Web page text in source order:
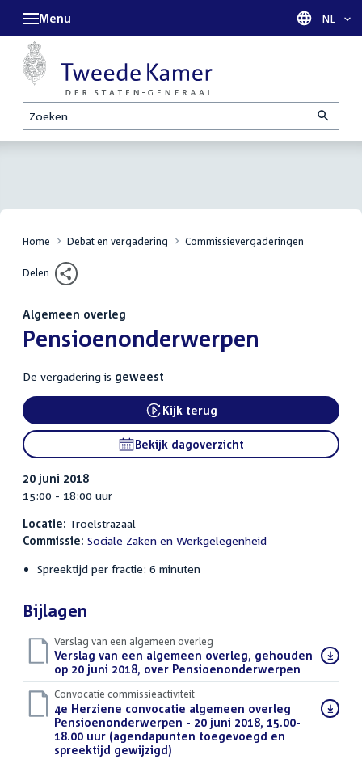
Zoeken
Menu Taal
NL
Home Debat en vergadering Commissievergaderingen
Delen
Algemeen overleg
:Pensioenonderwerpen
De vergadering is geweest
External link:
Kijk terug
Bekijk dagoverzicht
20 juni 2018
15:00 - 18:00 uur
Locatie: Troelstrazaal
Commissie: Sociale Zaken en Werkgelegenheid
Spreektijd per fractie: 6 minuten
Bijlagen
Verslag van een algemeen overleg
Download
bestand:
Verslag van een algemeen overleg, gehouden
op 20 juni 2018, over Pensioenonderwerpen (PDF)
Convocatie commissieactiviteit
Download
bestand:
4e Herziene convocatie algemeen overleg
Pensioenonderwerpen - 20 juni 2018, 15.00-
18.00 uur (agendapunten toegevoegd en
spreektijd gewijzigd)